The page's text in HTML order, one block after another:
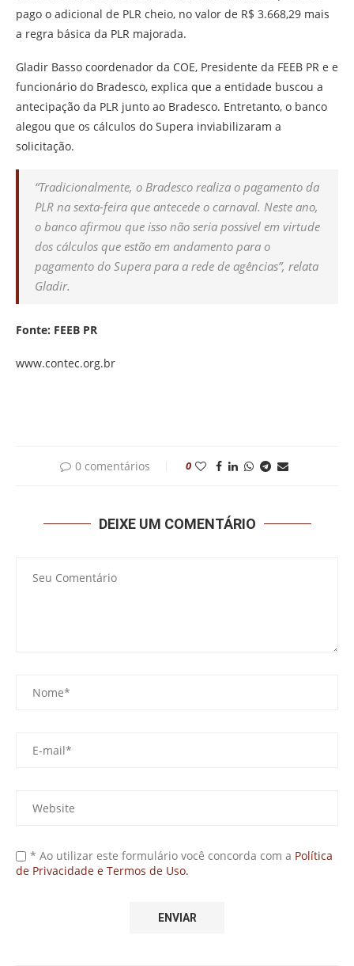
pago o adicional de PLR cheio, no valor de R$ 3.668,29 mais
a regra básica da PLR majorada.
Gladir Basso coordenador da COE, Presidente da FEEB PR e e
funcionário do Bradesco, explica que a entidade buscou a
antecipação da PLR junto ao Bradesco. Entretanto, o banco
alegou que os cálculos do Supera inviabilizaram a
solicitação.
“Tradicionalmente, o Bradesco realiza o pagamento da
PLR na sexta-feira que antecede o carnaval. Neste ano,
o banco afirmou que isso não seria possível em virtude
dos cálculos que estão em andamento para o
pagamento do Supera para a rede de agências”, relata
Gladir.
Fonte: FEEB PR
www.contec.org.br
0 comentários 0
DEIXE UM COMENTÁRIO
* Ao utilizar este formulário você concorda com a Política
de Privacidade e Termos de Uso.